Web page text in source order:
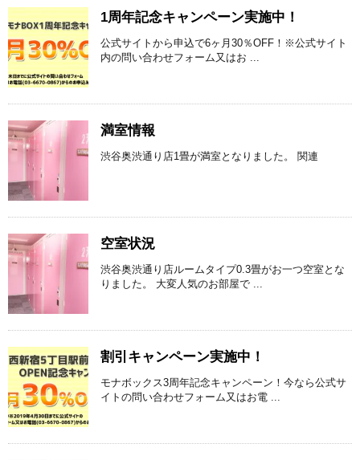
1周年記念キャンペーン実施中！
公式サイトから申込で6ヶ月30％OFF！※公式サイト
内の問い合わせフォーム又はお ...
満室情報
渋谷奥渋通り店1畳が満室となりました。 関連
空室状況
渋谷奥渋通り店ルームタイプ0.3畳がお一つ空室とな
りました。 大変人気のお部屋で ...
割引キャンペーン実施中！
モナボックス3周年記念キャンペーン！今なら公式サ
イトの問い合わせフォーム又はお電 ...